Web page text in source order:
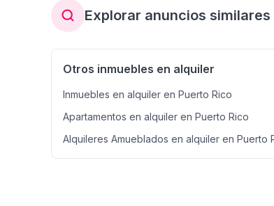
Explorar anuncios similares
Otros inmuebles en alquiler
Inmuebles en alquiler en Puerto Rico
Apartamentos en alquiler en Puerto Rico
Alquileres Amueblados en alquiler en Puerto